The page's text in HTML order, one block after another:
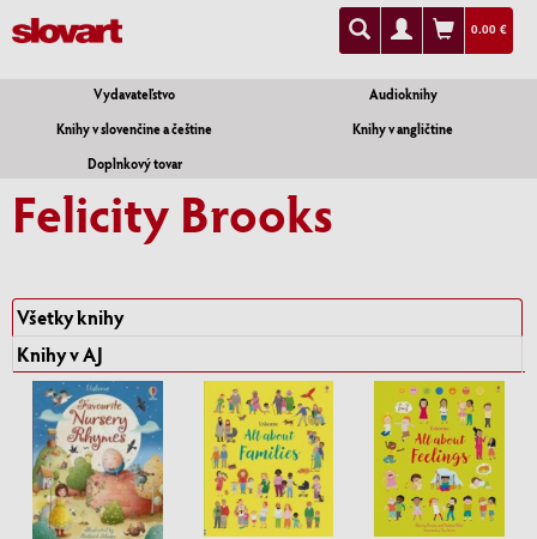
0.00 €
Vydavateľstvo
Audioknihy
Knihy v slovenčine a češtine
Knihy v angličtine
Doplnkový tovar
Felicity Brooks
Všetky knihy
Knihy v AJ